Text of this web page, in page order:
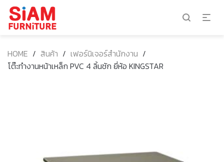
HOME / สินค้า / เฟอร์นิเจอร์สำนักงาน /
โต๊ะทำงานหน้าเหล็ก PVC 4 ลิ้นชัก ยี่ห้อ KINGSTAR